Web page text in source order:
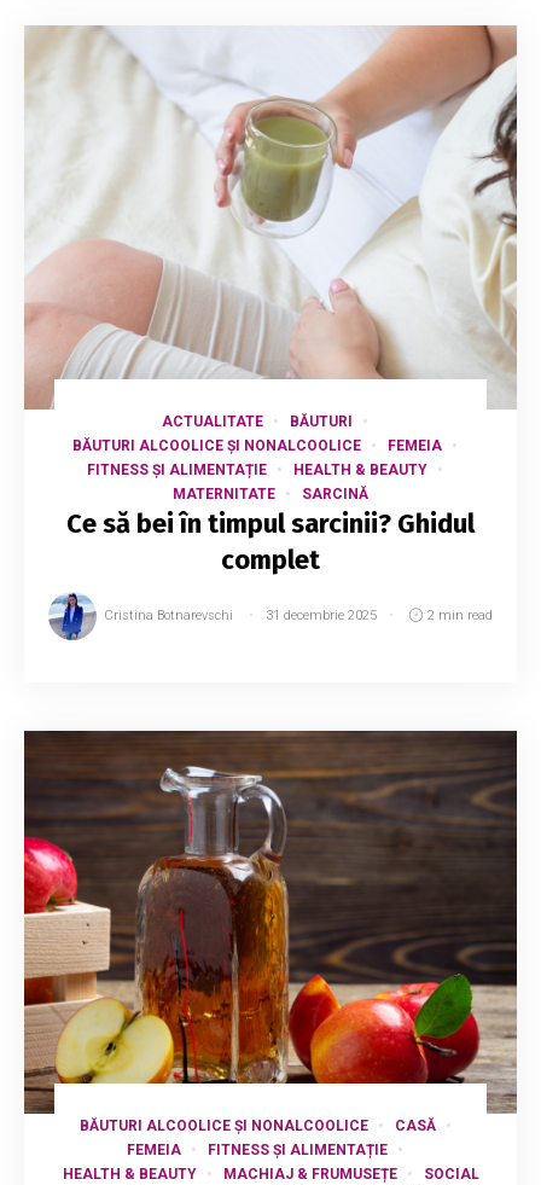
ACTUALITATE
BĂUTURI
BĂUTURI ALCOOLICE ȘI NONALCOOLICE
FEMEIA
FITNESS ȘI ALIMENTAȚIE
HEALTH & BEAUTY
MATERNITATE
SARCINĂ
Ce să bei în timpul sarcinii? Ghidul
complet
Cristina Botnarevschi 31 decembrie 2025 2 min read
BĂUTURI ALCOOLICE ȘI NONALCOOLICE
CASĂ
FEMEIA
FITNESS ȘI ALIMENTAȚIE
HEALTH & BEAUTY
MACHIAJ & FRUMUSEȚE SOCIAL